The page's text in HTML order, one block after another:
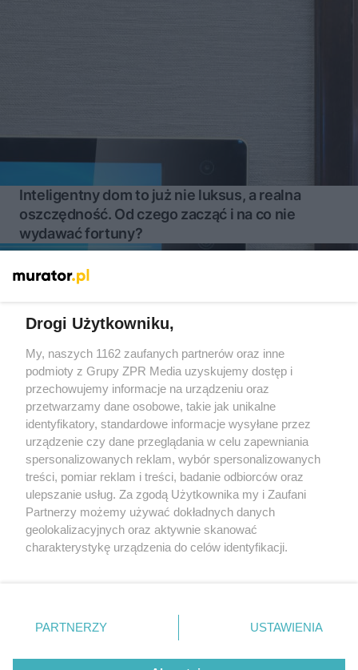
Inteligentny dom to już nie luksus, a realna
oszczędność. Od czego zacząć i na co nie
wydawać fortuny?
Żaden utwór zamieszczony w serwisie nie może być powielany i
rozpowszechniany lub dalej rozpowszechniany w jakikolwiek
sposób (w tym także elektroniczny lub mechaniczny) na
jakimkolwiek polu eksploatacji w jakiejkolwiek formie, włącznie z
umieszczaniem w Internecie bez pisemnej zgody właściciela praw.
Jakiekolwiek użycie lub wykorzystanie utworów w całości lub w
części z naruszeniem prawa, tzn. bez właściwej zgody, jest
zabronione pod groźbą kary i może być ścigane prawnie.
Drogi Użytkowniku,
My, naszych 1162 zaufanych partnerów oraz inne
podmioty z Grupy ZPR Media uzyskujemy dostęp i
przechowujemy informacje na urządzeniu oraz
przetwarzamy dane osobowe, takie jak unikalne
identyfikatory, standardowe informacje wysyłane przez
urządzenie czy dane przeglądania w celu zapewniania
spersonalizowanych reklam, wybór spersonalizowanych
treści, pomiar reklam i treści, badanie odbiorców oraz
ulepszanie usług. Za zgodą Użytkownika my i Zaufani
Partnerzy możemy używać dokładnych danych
geolokalizacyjnych oraz aktywnie skanować
charakterystykę urządzenia do celów identyfikacji.
zmienić/wycofać klikając przycisk ustawień prywatności
znajdujący się w lewym dolnym rogu strony
rodzaje przetwarzania danych nie wymagają zgody
PARTNERZY USTAWIENIA